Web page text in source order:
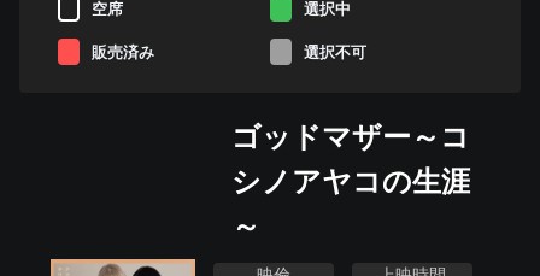
空席 選択中
販売済み 選択不可
ゴッドマザー～コ
シノアヤコの生涯
～